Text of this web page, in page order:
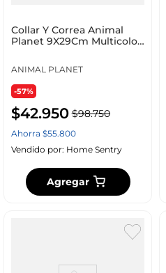
Collar Y Correa Animal
Planet 9X29Cm Multicolor
ANIMAL PLANET
-57%
$42.950 $98.750
Ahorra $55.800
Vendido por: Home Sentry
Agregar